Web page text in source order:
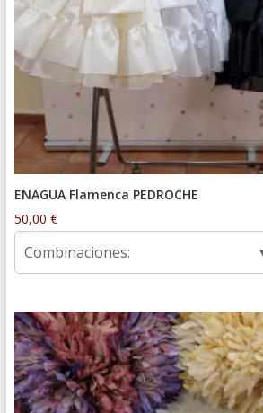
ENAGUA Flamenca PEDROCHE
50,00 €
Combinaciones: